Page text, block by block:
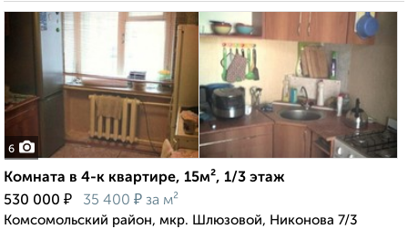
6
Комната в 4-к квартире, 15м², 1/3 этаж
530 000 ₽ 35 400 ₽ за м²
Комсомольский район, мкр. Шлюзовой, Никонова 7/3